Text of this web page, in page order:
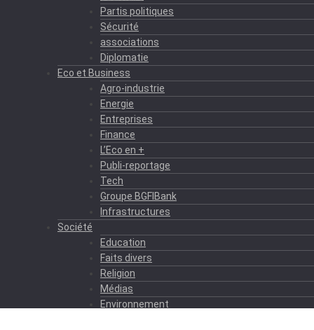
Partis politiques
Sécurité
associations
Diplomatie
Eco et Business
Agro-industrie
Energie
Entreprises
Finance
L’Eco en +
Publi-reportage
Tech
Groupe BGFIBank
Infrastructures
Société
Education
Faits divers
Religion
Médias
Environnement